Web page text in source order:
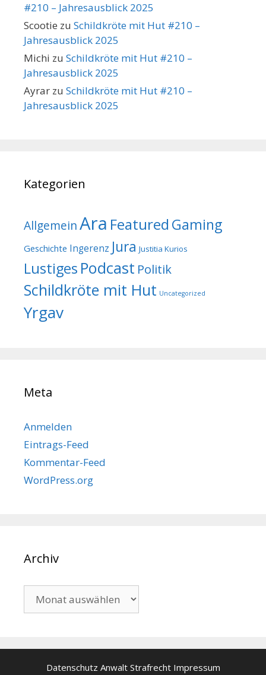
#210 – Jahresausblick 2025
Scootie zu Schildkröte mit Hut #210 –
Jahresausblick 2025
Michi zu Schildkröte mit Hut #210 –
Jahresausblick 2025
Ayrar zu Schildkröte mit Hut #210 –
Jahresausblick 2025
Kategorien
AllgemeinAra Featured Gaming
Geschichte Ingerenz Jura Justitia Kurios
Lustiges Podcast Politik
Schildkröte mit Hut Uncategorized
Yrgav
Meta
Anmelden
Eintrags-Feed
Kommentar-Feed
WordPress.org
Archiv
Datenschutz Anwalt Strafrecht Impressum